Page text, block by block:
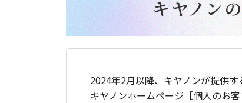
2024年2月以降、キヤノンが提供
キヤノンホームページ［個人のお